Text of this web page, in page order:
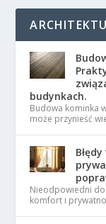
budynkach.
Budowa kominka
może przynieść
Nieodpowiedni
komfort i